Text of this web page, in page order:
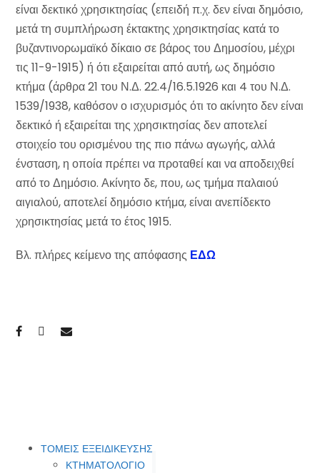
είναι δεκτικό χρησικτησίας (επειδή π.χ. δεν είναι δημόσιο,
μετά τη συμπλήρωση έκτακτης χρησικτησίας κατά το
βυζαντινορωμαϊκό δίκαιο σε βάρος του Δημοσίου, μέχρι
τις 11-9-1915) ή ότι εξαιρείται από αυτή, ως δημόσιο
κτήμα (άρθρα 21 του Ν.Δ. 22.4/16.5.1926 και 4 του Ν.Δ.
1539/1938, καθόσον ο ισχυρισμός ότι το ακίνητο δεν είναι
δεκτικό ή εξαιρείται της χρησικτησίας δεν αποτελεί
στοιχείο του ορισμένου της πιο πάνω αγωγής, αλλά
ένσταση, η οποία πρέπει να προταθεί και να αποδειχθεί
από το Δημόσιο. Ακίνητο δε, που, ως τμήμα παλαιού
αιγιαλού, αποτελεί δημόσιο κτήμα, είναι ανεπίδεκτο
χρησικτησίας μετά το έτος 1915.
Βλ. πλήρες κείμενο της απόφασης ΕΔΩ
ΤΟΜΕΙΣ ΕΞΕΙΔΙΚΕΥΣΗΣ
ΚΤΗΜΑΤΟΛΟΓΙΟ